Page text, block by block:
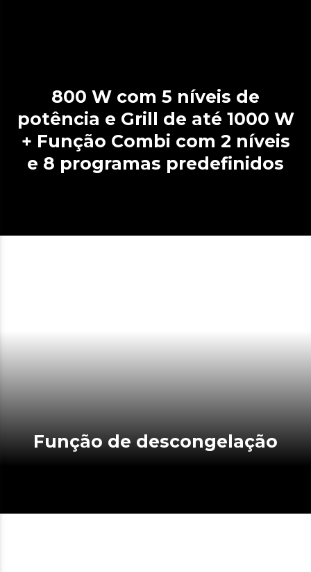
800 W com 5 níveis de
potência e Grill de até 1000 W
+ Função Combi com 2 níveis
e 8 programas predefinidos
Função de descongelação